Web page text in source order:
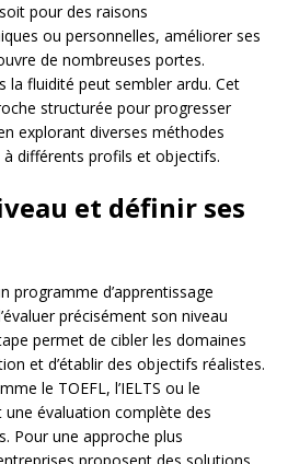
pour des raisons
ou personnelles, améliorer ses
de nombreuses portes.
la fluidité peut sembler ardu. Cet
structurée pour progresser
explorant diverses méthodes
à différents profils et objectifs.
et définir ses
programme d’apprentissage
précisément son niveau
permet de cibler les domaines
et d’établir des objectifs réalistes.
le TOEFL, l’IELTS ou le
évaluation complète des
Pour une approche plus